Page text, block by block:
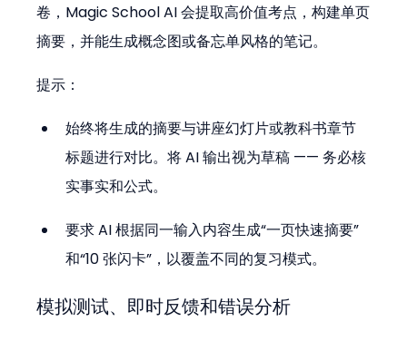
卷，Magic School AI 会提取高价值考点，构建单页
摘要，并能生成概念图或备忘单风格的笔记。
提示：
始终将生成的摘要与讲座幻灯片或教科书章节
标题进行对比。将 AI 输出视为草稿 —— 务必核
实事实和公式。
要求 AI 根据同一输入内容生成“一页快速摘要”
和“10 张闪卡”，以覆盖不同的复习模式。
模拟测试、即时反馈和错误分析